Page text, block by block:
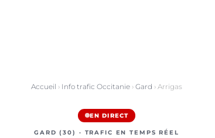
Accueil › Info trafic Occitanie › Gard › Arrigas
EN DIRECT
GARD (30) · TRAFIC EN TEMPS RÉEL